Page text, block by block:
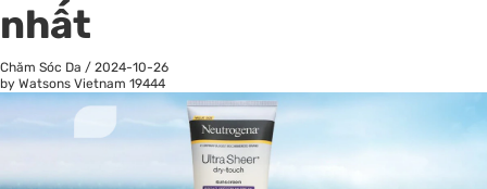
nhất
Chăm Sóc Da / 2024-10-26
by Watsons Vietnam 19444